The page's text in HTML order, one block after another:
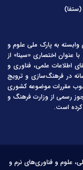
وابسته به پارک ملی علوم و
عنوان اختصاری «سینا» از
ارتقای اطلاعات علمی، فناوری و
در فرهنگ‌سازی و ترویج
مقررات موضوعه کشوری
رسمی از وزارت فرهنگ و
علوم و فناوری‌های نرم و